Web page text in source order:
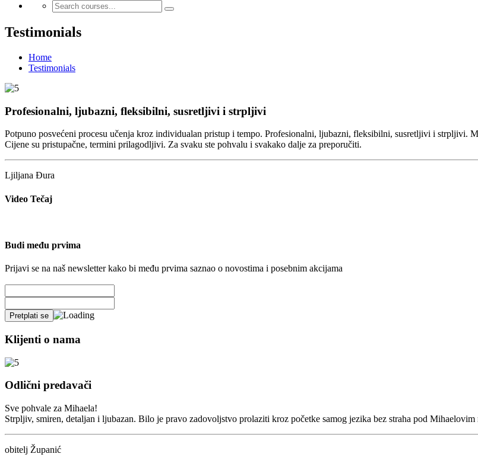
Testimonials
Home
Testimonials
Profesionalni, ljubazni, fleksibilni, susretljivi i strpljivi
Potpuno posvećeni procesu učenja kroz individualan pristup i tempo. Profesionalni, ljubazni, fleksibilni, susretljivi i strpljivi.
Cijene su pristupačne, termini prilagodljivi. Za svaku ste pohvalu i svakako dalje za preporučiti.
Ljiljana Đura
Video Tečaj
Budi među prvima
Prijavi se na naš newsletter kako bi među prvima saznao o novostima i posebnim akcijama
Klijenti o nama
Odlični predavači
Sve pohvale za Mihaela!
Strpljiv, smiren, detaljan i ljubazan. Bilo je pravo zadovoljstvo prolaziti kroz početke samog jezika bez straha pod
obitelj Županić